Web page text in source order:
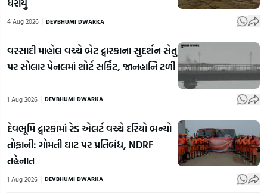
4 Aug 2026 DEVBHUMI DWARKA
વરસાદી માહોલ વચ્ચે બેટ દ્વારકાના સુદર્શન સેતુ
પર સોલાર પેનલમાં શોર્ટ સર્કિટ, જાનહાનિ ટળી
1 Aug 2026 DEVBHUMI DWARKA
દેવભૂમિ દ્વારકામાં રેડ એલર્ટ વચ્ચે દરિયો બન્યો
તોફાની: ગોમતી ઘાટ પર પ્રતિબંધ, NDRF
તહેનાત
1 Aug 2026 DEVBHUMI DWARKA